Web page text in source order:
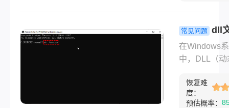
动、系统卡
题。那么免
修复工具有
呢？本文将
免费且实用
修复工具，
介绍360安全
常见问题 dll
么修复？9
修复方法全
在Windows
中，DLL（动
运行的核心
当DLL文件
恢复难
度：
预估概率：